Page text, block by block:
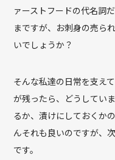
ァーストフードの代名詞
まですが、お刺身の売ら
いでしょうか？
そんな私達の日常を支え
が残ったら、どうしてい
るか、漬けにしておくか
んそれも良いのですが、
です。